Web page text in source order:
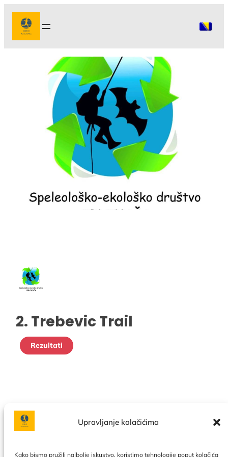
Upravljanje kolačićima
Kako bismo pružili najbolje iskustvo, koristimo tehnologije poput kolačića
Idi
sadržaj
2. Trebevic Trail
Rezultati
Facebook
Instagram